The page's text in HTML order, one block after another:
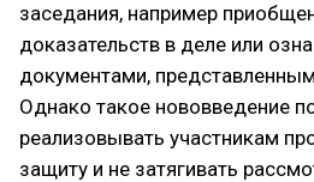
заседания, например
доказательств в деле или
документами,
Однако такое нововведение
реализовывать участникам
защиту и не затягивать